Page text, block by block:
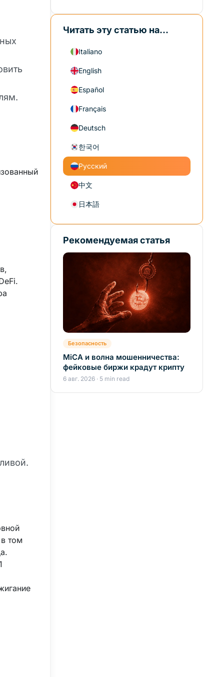
том
Читать эту статью на...
Italiano
English
Español
Français
Deutsch
한국어
Русский
中文
日本語
Рекомендуемая статья
Безопасность
MiCA и волна мошенничества:
фейковые биржи крадут крипту
6 авг. 2026 · 5 min read